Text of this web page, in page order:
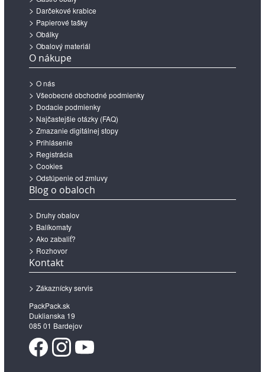
Darčekové krabice
Papierové tašky
Obálky
Obalový materiál
O nákupe
O nás
Všeobecné obchodné podmienky
Dodacie podmienky
Najčastejšie otázky (FAQ)
Zmazanie digitálnej stopy
Prihlásenie
Registrácia
Cookies
Odstúpenie od zmluvy
Blog o obaloch
Druhy obalov
Balíkomaty
Ako zabaliť?
Rozhovor
Kontakt
Zákaznícky servis
PackPack.sk
Duklianska 19
085 01 Bardejov